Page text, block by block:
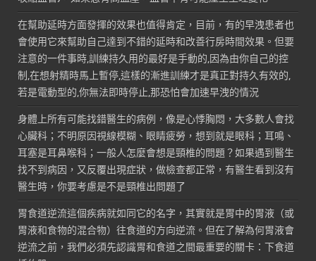
在幫助延時方面發揮的效果也值得肯定，目前，有的早洩患者也
會使用它來幫助自己達到不錯的延時和改善行房時間效果。但要
注意的一件事時,訓練持久用的最好是手動的,因為由你自己的控
制,在想射精時馬上暫停,這樣的漸進訓練才是真正對持久有效的,
若是電動型的,你無法即時停止,那恐怕會加速早洩的情況
身體上所有可能找錯醫生的病例，像是心悸胸悶，大多數人會找
心臟科；不明原因視線模糊、眼睛疲勞，想到就是眼科；耳鳴、
耳塞是耳鼻喉科；一般人怎麼會想是頸椎的問題？如果遇到醫生
找不到病因，又反覆出現症狀，做檢查都正常，有醫生看到沒有
醫生時，你要考慮是不是頸椎出問題了
胃食道逆流這個疾病就如同它的名字，其實就是胃中的胃液（或
胃液和食物的混合物）往食道的方向逆流。但在了解為何胃液會
逆流之前，我們必須先認識胃和食道之間最重要的關卡：下食道